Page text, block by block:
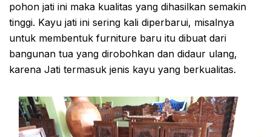
pohon jati ini maka kualitas yang dihasilkan semakin
tinggi. Kayu jati ini sering kali diperbarui, misalnya
untuk membentuk furniture baru itu dibuat dari
bangunan tua yang dirobohkan dan didaur ulang,
karena Jati termasuk jenis kayu yang berkualitas.